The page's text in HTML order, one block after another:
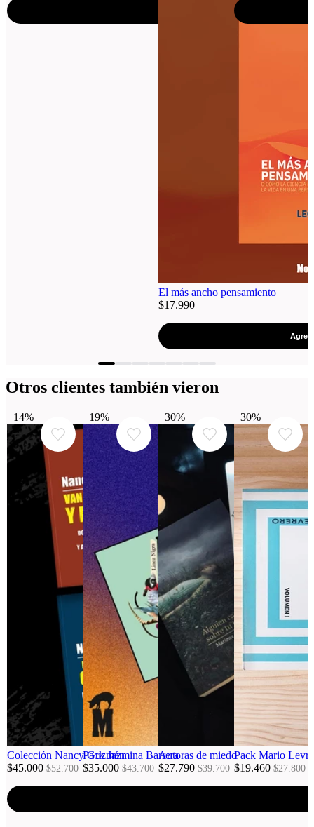
Agregar al carro
El más ancho pensamiento
$17.990
Otros clientes también vieron
−14%
Colección Nancy Guzmán
$45.000 $52.700
−19%
Pack Jazmina Barrera
$35.000 $43.700
−30%
Autoras de miedo
$27.790 $39.700
−30%
Pack Mario
$19.460 $27.800